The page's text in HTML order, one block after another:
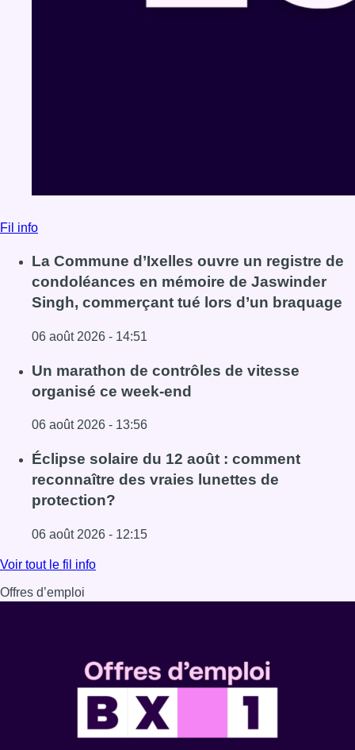
Fil info
La Commune d’Ixelles ouvre un registre de
condoléances en mémoire de Jaswinder
Singh, commerçant tué lors d’un braquage
06 août 2026 - 14:51
Lire l'article La Commune d’Ixelles ouvre un registre de
Un marathon de contrôles de vitesse
organisé ce week-end
06 août 2026 - 13:56
Lire l'article Un marathon de contrôles de vitesse
Éclipse solaire du 12 août : comment
reconnaître des vraies lunettes de
protection?
06 août 2026 - 12:15
Lire l'article Éclipse solaire du 12 août : comment
Voir tout le fil info
Offres d’emploi